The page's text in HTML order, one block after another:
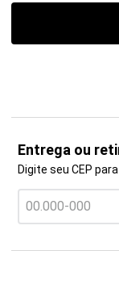
Entrega ou
Digite seu CEP